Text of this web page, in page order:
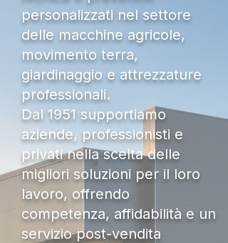
personalizzati nel settore
delle macchine agricole,
movimento terra,
giardinaggio e attrezzature
professionali.
Dal 1951 supportiamo
aziende, professionisti e
privati nella scelta delle
migliori soluzioni per il loro
lavoro, offrendo
competenza, affidabilità e un
servizio post-vendita